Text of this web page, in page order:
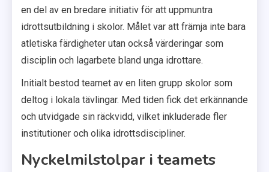
en del av en bredare initiativ för att uppmuntra
idrottsutbildning i skolor. Målet var att främja inte bara
atletiska färdigheter utan också värderingar som
disciplin och lagarbete bland unga idrottare.
Initialt bestod teamet av en liten grupp skolor som
deltog i lokala tävlingar. Med tiden fick det erkännande
och utvidgade sin räckvidd, vilket inkluderade fler
institutioner och olika idrottsdiscipliner.
Nyckelmilstolpar i teamets